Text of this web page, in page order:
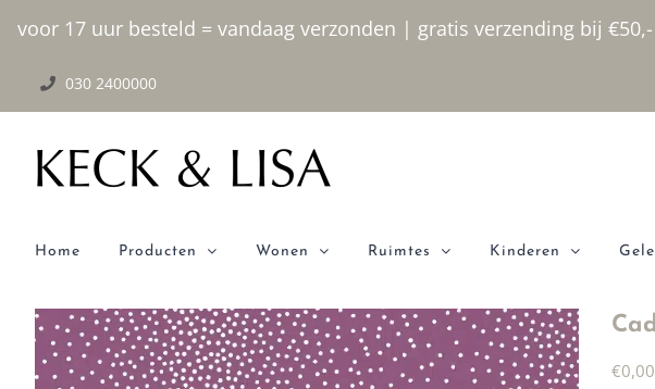
voor 17 uur besteld = vandaag verzonden | gratis verzending bij
inhoud
030 2400000
Home Producten Wonen Ruimtes Kinderen
€0,00